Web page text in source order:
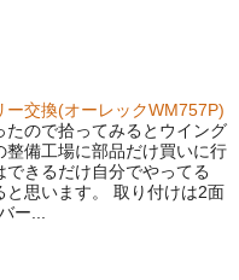
交換(オーレックWM757P)
ので拾ってみるとウイング
備工場に部品だけ買いに行
きるだけ自分でやってる
と思います。 取り付けは2面
ー...